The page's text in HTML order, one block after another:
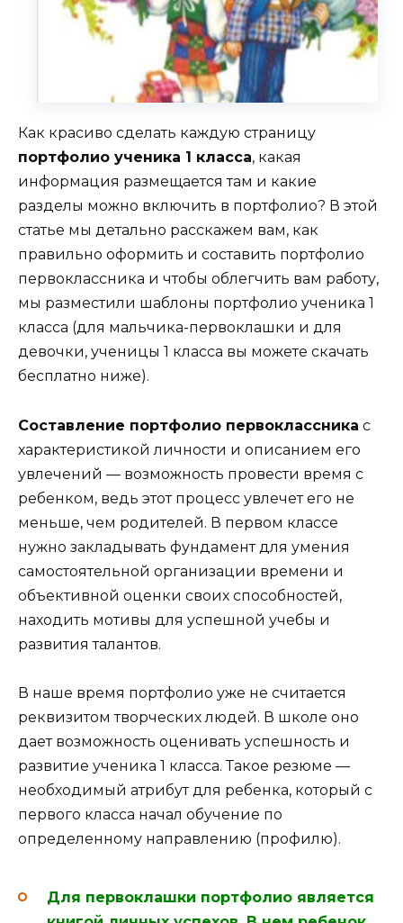
Как красиво сделать каждую страницу
портфолио ученика 1 класса, какая
информация размещается там и какие
разделы можно включить в портфолио? В этой
статье мы детально расскажем вам, как
правильно оформить и составить портфолио
первоклассника и чтобы облегчить вам работу,
мы разместили шаблоны портфолио ученика 1
класса (для мальчика-первоклашки и для
девочки, ученицы 1 класса вы можете скачать
бесплатно ниже).
Составление портфолио первоклассника с
характеристикой личности и описанием его
увлечений — возможность провести время с
ребенком, ведь этот процесс увлечет его не
меньше, чем родителей. В первом классе
нужно закладывать фундамент для умения
самостоятельной организации времени и
объективной оценки своих способностей,
находить мотивы для успешной учебы и
развития талантов.
В наше время портфолио уже не считается
реквизитом творческих людей. В школе оно
дает возможность оценивать успешность и
развитие ученика 1 класса. Такое резюме —
необходимый атрибут для ребенка, который с
первого класса начал обучение по
определенному направлению (профилю).
Для первоклашки портфолио является